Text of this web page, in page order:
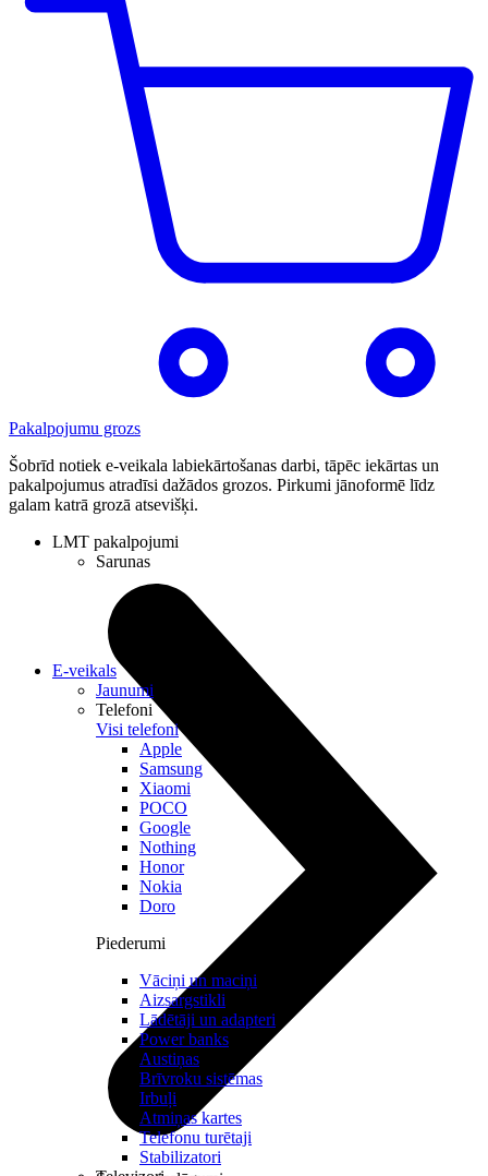
Pakalpojumu grozs
Šobrīd notiek e-veikala labiekārtošanas darbi, tāpēc iekārtas un
pakalpojumus atradīsi dažādos grozos. Pirkumi jānoformē līdz
galam katrā grozā atsevišķi.
LMT pakalpojumi
Sarunas
E-veikals
Jaunumi
Telefoni
Visi telefoni
Apple
Samsung
Xiaomi
POCO
Google
Nothing
Honor
Nokia
Doro
Piederumi
Vāciņi un maciņi
Aizsargstikli
Lādētāji un adapteri
Power banks
Austiņas
Brīvroku sistēmas
Irbuļi
Atmiņas kartes
Telefonu turētaji
Stabilizatori